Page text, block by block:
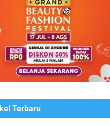
Terbaru